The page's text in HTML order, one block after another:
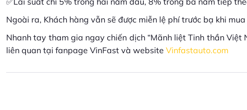
Ngoài ra, Khách hàng vẫn sẽ được miễn lệ phí trước bạ khi
Nhanh tay tham gia ngay chiến dịch “Mãnh liệt Tinh thần
liên quan tại fanpage VinFast và website Vinfastauto.com